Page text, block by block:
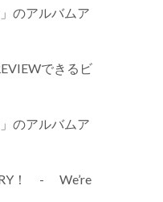
」のアルバムア
できるビ
」のアルバムア
！ - We’re